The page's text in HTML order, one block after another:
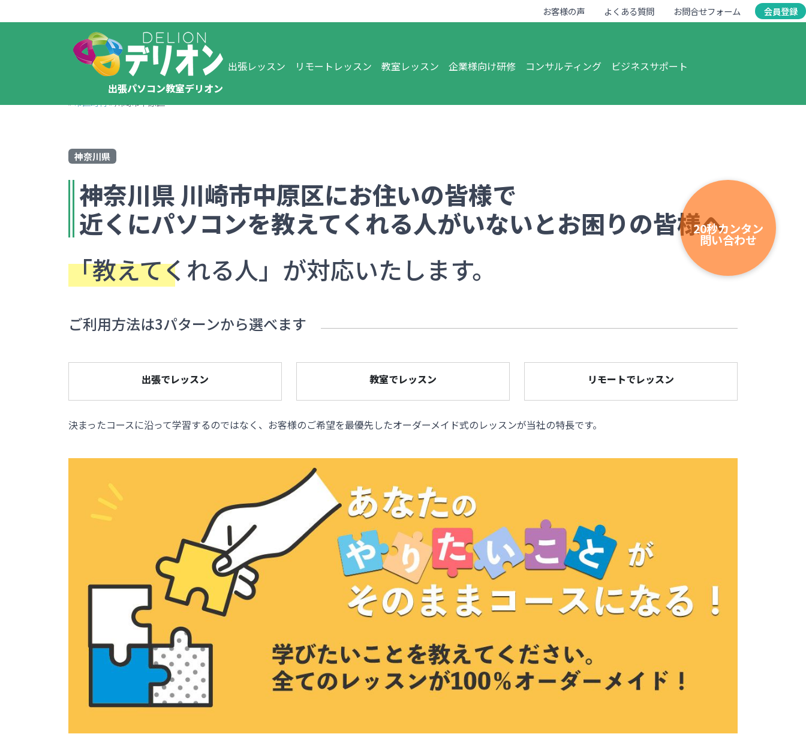
お客様の声 よくある質問 お問合せフォーム 会員登録
出張パソコン教室デリオン
出張レッスン リモートレッスン 教室レッスン 企業様向け研修 コンサルティング ビジネスサポート
»市区町村»川崎市中原区
神奈川県
神奈川県川崎市中原区にお住いの皆様で
近くにパソコンを教えてくれる人がいないとお困りの皆様へ
「教えてくれる人」 が対応いたします。
ご利用方法は3パターンから選べます
出張でレッスン 教室でレッスン リモートでレッスン
決まったコースに沿って学習するのではなく、お客様のご希望を最優先したオーダーメイド式のレッスンが当社の特長です。
20秒カンタン
問い合わせ